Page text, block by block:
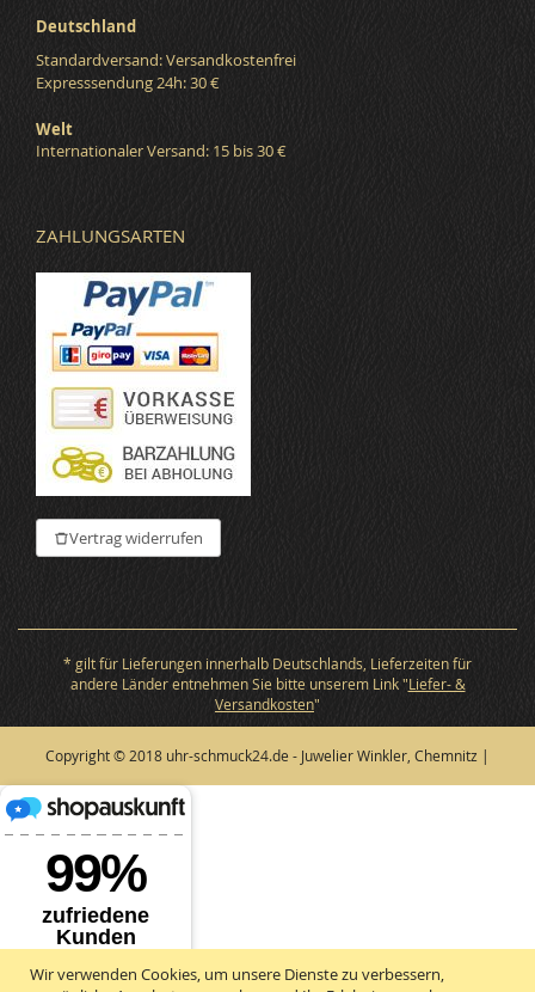
Deutschland
Standardversand: Versandkostenfrei
Expresssendung 24h: 30 €
Welt
Internationaler Versand: 15 bis 30 €
ZAHLUNGSARTEN
Vertrag widerrufen
* gilt für Lieferungen innerhalb Deutschlands, Lieferzeiten für
andere Länder entnehmen Sie bitte unserem Link "Liefer- &
Versandkosten"
Copyright © 2018 uhr-schmuck24.de - Juwelier Winkler, Chemnitz |
Wir verwenden Cookies, um unsere Dienste zu verbessern,